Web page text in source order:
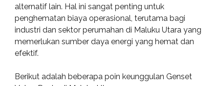
alternatif lain. Hal ini sangat penting untuk
penghematan biaya operasional, terutama bagi
industri dan sektor perumahan di Maluku Utara yang
memerlukan sumber daya energi yang hemat dan
efektif.
Berikut adalah beberapa poin keunggulan Genset